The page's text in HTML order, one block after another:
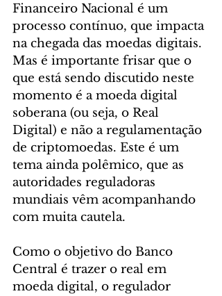
Financeiro Nacional é um
processo contínuo, que impacta
na chegada das moedas digitais.
Mas é importante frisar que o
que está sendo discutido neste
momento é a moeda digital
soberana (ou seja, o Real
Digital) e não a regulamentação
de criptomoedas. Este é um
tema ainda polêmico, que as
autoridades reguladoras
mundiais vêm acompanhando
com muita cautela.
Como o objetivo do Banco
Central é trazer o real em
moeda digital, o regulador